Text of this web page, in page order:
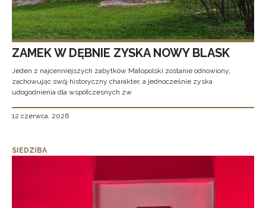
ZAMEK W DĘBNIE ZYSKA NOWY BLASK
Jeden z najcenniejszych zabytków Małopolski zostanie odnowiony,
zachowując swój historyczny charakter, a jednocześnie zyska
udogodnienia dla współczesnych zw
12 czerwca, 2026
SIEDZIBA